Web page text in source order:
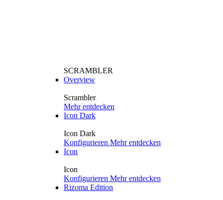
SCRAMBLER
Overview
Scrambler
Mehr entdecken
Icon Dark
Icon Dark
Konfigurieren Mehr entdecken
Icon
Icon
Konfigurieren Mehr entdecken
Rizoma Edition